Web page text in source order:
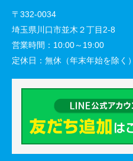
〒332-0034
埼玉県川口市並木２丁目2-8
営業時間： 10:00～19:00
定休日： 無休（年末年始を除く）